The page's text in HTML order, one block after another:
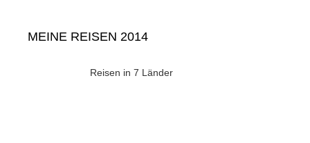
MEINE REISEN 2014
Reisen in 7 Länder